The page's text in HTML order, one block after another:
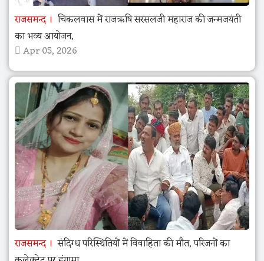
राजसमन्द
चिकलवास में राजऋषि सरसलजी महाराज की जन्मजयंती
का भव्य आयोजन,
Apr 05, 2026
राजसमन्द
संदिग्ध परिस्थितियों में विवाहिता की मौत, परिजनों का